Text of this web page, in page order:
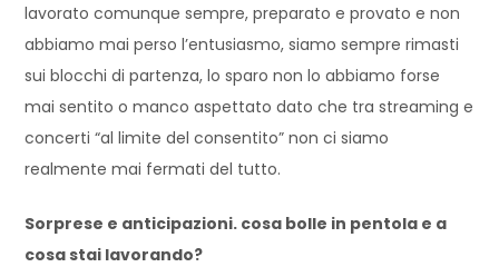
lavorato comunque sempre, preparato e provato e non
abbiamo mai perso l’entusiasmo, siamo sempre rimasti
sui blocchi di partenza, lo sparo non lo abbiamo forse
mai sentito o manco aspettato dato che tra streaming e
concerti “al limite del consentito” non ci siamo
realmente mai fermati del tutto.
Sorprese e anticipazioni. cosa bolle in pentola e a
cosa stai lavorando?